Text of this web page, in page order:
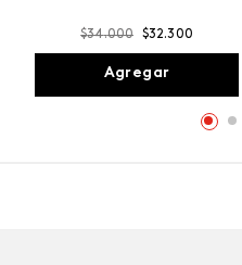
$34.000 $32.300
Agregar